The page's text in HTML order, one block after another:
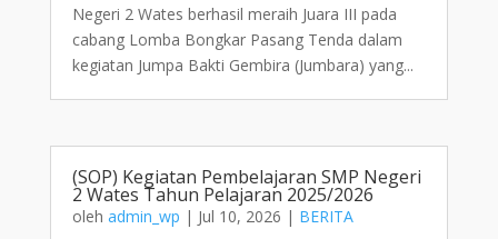
Negeri 2 Wates berhasil meraih Juara III pada
cabang Lomba Bongkar Pasang Tenda dalam
kegiatan Jumpa Bakti Gembira (Jumbara) yang...
(SOP) Kegiatan Pembelajaran SMP Negeri
2 Wates Tahun Pelajaran 2025/2026
oleh admin_wp | Jul 10, 2026 | BERITA